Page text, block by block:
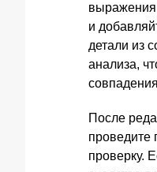
и
детали из
анализа,
После
проведите
проверку.